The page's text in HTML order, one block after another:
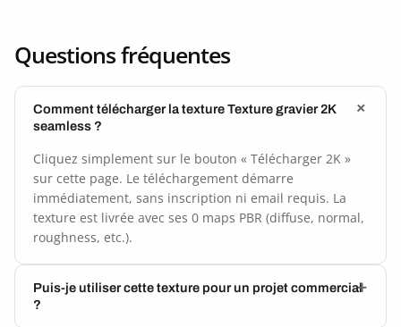
Questions fréquentes
Comment télécharger la texture Texture gravier 2K
seamless ?
Cliquez simplement sur le bouton « Télécharger 2K »
sur cette page. Le téléchargement démarre
immédiatement, sans inscription ni email requis. La
texture est livrée avec ses 0 maps PBR (diffuse, normal,
roughness, etc.).
Puis-je utiliser cette texture pour un projet commercial
?